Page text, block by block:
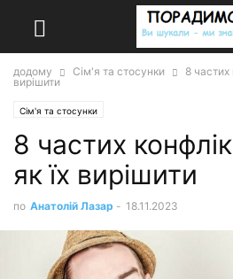
додому Сім'я та стосунки
8 частих
вирішити
Сім'я та стосунки
8 частих
як їх вирішити
по Анатолій Лазар - 18.11.2023